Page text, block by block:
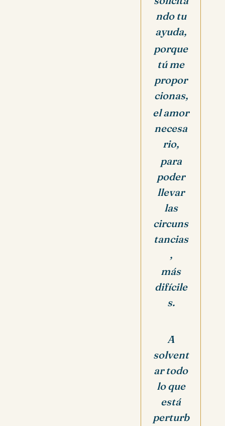
ndo tu
ayuda,
porque
tú me
propor
cionas,
el amor
necesa
rio,
para
poder
llevar
las
circuns
tancias
,
más
difícile
s.
A
solvent
ar todo
lo que
está
perturb